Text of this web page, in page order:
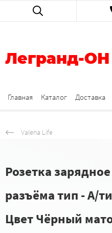
Легранд-ОН
Главная Каталог Доставка
Valena Life
Розетка
разъёма тип - А/
Цвет Чёрный